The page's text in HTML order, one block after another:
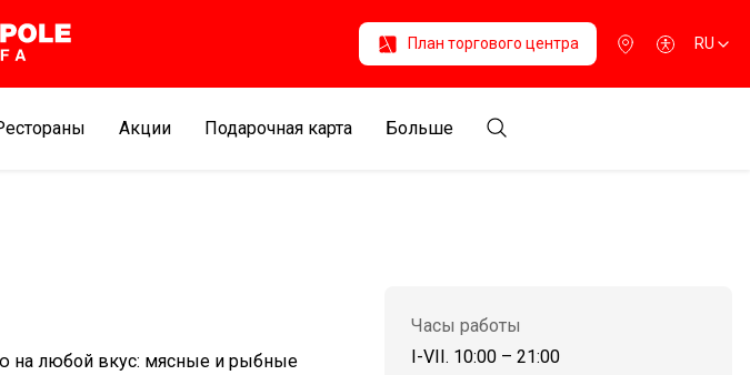
План торгового центра RU
Aкции Подарочная карта Больше
на любой вкус: мясные и рыбные
Часы работы
I-VII. 10:00 – 21:00